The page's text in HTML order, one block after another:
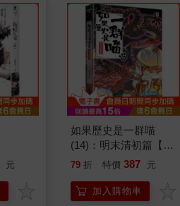
元
如果歷史是一群喵
(14)：明末清初篇【萌
貓漫畫學歷史】
79 折 特價 387 元
加入購物車